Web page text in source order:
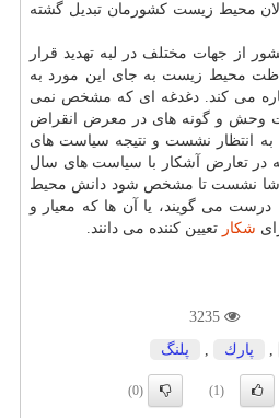
محیط زیست كشورمان تبدیل گشته
از جهات مختلف در لبه تهدید قرار
محیط زیست به جای این مورد به
می كند. دغدغه ای كه مشخص نمی
وحش و گونه های در معرض انقراض
به انتظار نشست و نتیجه سیاست های
تعارض آشكار با سیاست های سال
نشست تا مشخص شود دانش محیط
می گویند، یا آن ها كه معیار و
شكار تعیین كننده می دانند.
, پارك , پلنگ
(1)
(0)